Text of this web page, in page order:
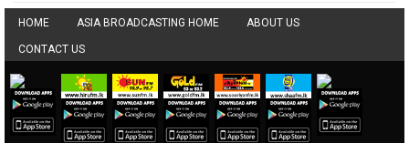
HOME ASIA BROADCASTING HOME ABOUT US
CONTACT US